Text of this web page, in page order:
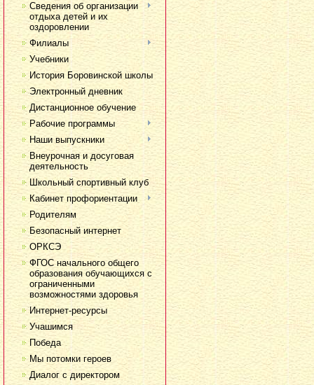
Сведения об организации
отдыха детей и их
оздоровлении
Филиалы
Учебники
История Боровинской школы
Электронный дневник
Дистанционное обучение
Рабочие программы
Наши выпускники
Внеурочная и досуговая
деятельность
Школьный спортивный клуб
Кабинет профориентации
Родителям
Безопасный интернет
ОРКСЭ
ФГОС начального общего
образования обучающихся с
ограниченными
возможностями здоровья
Интернет-ресурсы
Учашимся
Победа
Мы потомки героев
Диалог с директором